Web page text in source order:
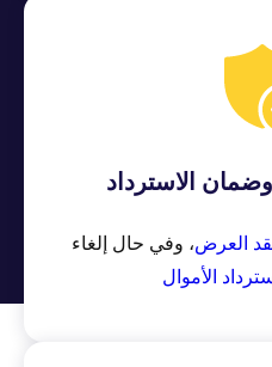
الاسترداد
العرض، وفي حال إلغاء
الأموال